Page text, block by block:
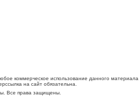
коммерческое использование данного
на сайт обязательна.
Все права защищены.